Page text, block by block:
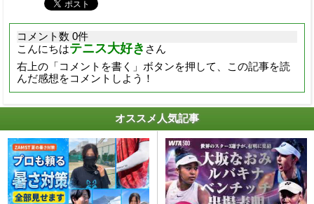
コメント数 0件
こんにちはテニス大好き さん
右上の「コメントを書く」ボタンを押して、この記事を読
んだ感想をコメントしよう！
オススメ人気記事